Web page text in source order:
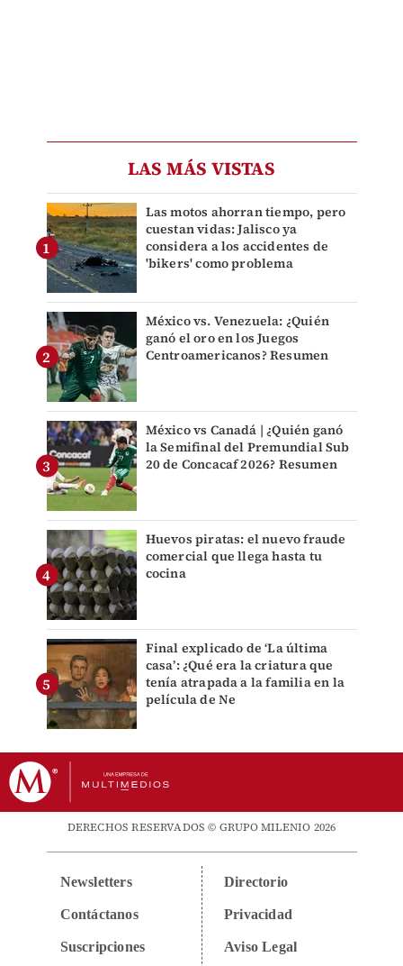
LAS MÁS VISTAS
Las motos ahorran tiempo, pero
cuestan vidas: Jalisco ya
considera a los accidentes de
'bikers' como problema
México vs. Venezuela: ¿Quién
ganó el oro en los Juegos
Centroamericanos? Resumen
México vs Canadá | ¿Quién ganó
la Semifinal del Premundial Sub
20 de Concacaf 2026? Resumen
Huevos piratas: el nuevo fraude
comercial que llega hasta tu
cocina
Final explicado de ‘La última
casa’: ¿Qué era la criatura que
tenía atrapada a la familia en la
película de Ne
DERECHOS RESERVADOS © GRUPO MILENIO 2026
Newsletters
Contáctanos
Suscripciones
Directorio
Privacidad
Aviso Legal